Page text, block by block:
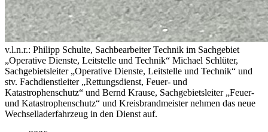
v.l.n.r.: Philipp Schulte, Sachbearbeiter Technik im Sachgebiet
„Operative Dienste, Leitstelle und Technik“ Michael Schlüter,
Sachgebietsleiter „Operative Dienste, Leitstelle und Technik“ und
stv. Fachdienstleiter „Rettungsdienst, Feuer- und
Katastrophenschutz“ und Bernd Krause, Sachgebietsleiter „Feuer-
und Katastrophenschutz“ und Kreisbrandmeister nehmen das neue
Wechselladerfahrzeug in den Dienst auf.